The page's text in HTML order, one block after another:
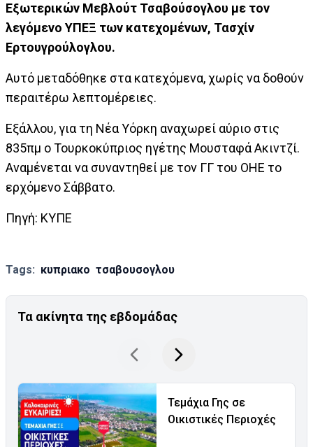
Εξωτερικών Μεβλούτ Τσαβούσογλου με τον
λεγόμενο ΥΠΕΞ των κατεχομένων, Τασχίν
Ερτουγρούλογλου.
Αυτό μεταδόθηκε στα κατεχόμενα, χωρίς να δοθούν
περαιτέρω λεπτομέρειες.
Εξάλλου, για τη Νέα Υόρκη αναχωρεί αύριο στις
835πμ ο Τουρκοκύπριος ηγέτης Μουσταφά Ακιντζί.
Αναμένεται να συναντηθεί με τον ΓΓ του ΟΗΕ το
ερχόμενο Σάββατο.
Πηγή: ΚΥΠΕ
Tags: κυπριακο τσαβουσογλου
Τα ακίνητα της εβδομάδας
Τεμάχια Γης σε
Οικιστικές Περιοχές